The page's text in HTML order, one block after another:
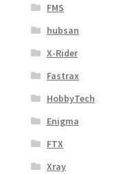
FMS
hubsan
X-Rider
Fastrax
HobbyTech
Enigma
FTX
Xray